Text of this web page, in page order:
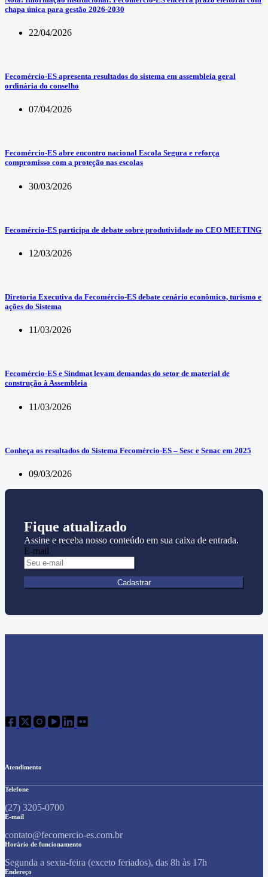
chapa única para gestão 2026-2030
22/04/2026
Fecomércio-ES apresenta resultados do sistema em assembleia geral
ordinária do conselho
07/04/2026
Fecomércio-ES abre encontro nacional Escola Segura e reforça
compromisso com a proteção nas escolas
30/03/2026
Fecomércio-ES participa de debate sobre produtividade no CEO MEETING
12/03/2026
Diretoria Executiva da Fecomércio-ES debate cenário econômico, turismo e
ações do Sistema
11/03/2026
Fecomércio-ES e Sindmat levam demandas do setor de material de
construção à Assembleia
11/03/2026
Conheça os resultados do Sistema Fecomércio-ES – Sesc e Senac em 2025
09/03/2026
Fique atualizado
Assine e receba nosso conteúdo em sua caixa de entrada.
E-mail
Cadastrar
Atendimento
Telefone
(27) 3205-0700
E-mail
contato@fecomercio-es.com.br
Horário de funcionamento
Segunda a sexta-feira (exceto feriados), das 8h às 17h
Endereço